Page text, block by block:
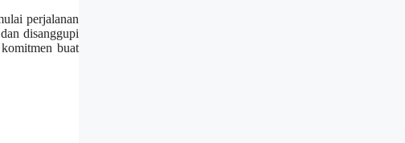
perjalanan
disanggupi
buat